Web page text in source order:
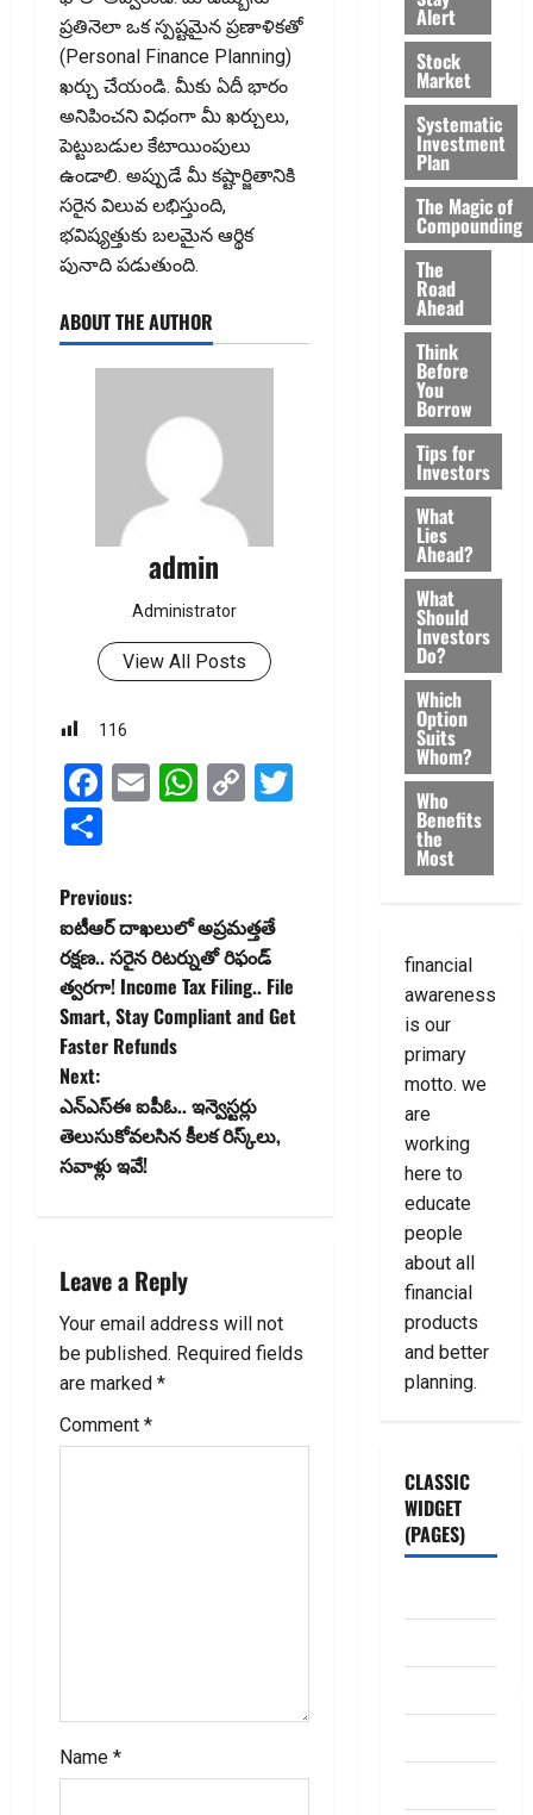
ప్రతినెలా ఒక స్పష్టమైన ప్రణాళికతో
(Personal Finance Planning)
ఖర్చు చేయండి. మీకు ఏదీ భారం
అనిపించని విధంగా మీ ఖర్చులు,
పెట్టుబడుల కేటాయింపులు
ఉండాలి. అప్పుడే మీ కష్టార్జితానికి
సరైన విలువ లభిస్తుంది,
భవిష్యత్తుకు బలమైన ఆర్థిక
పునాది పడుతుంది.
ABOUT THE AUTHOR
admin
Administrator
View All Posts
116
Facebook
EmailWhatsApp
Copy Twitter
P
o
s
t
n
a
g
a
t
i
Previous:
ఐటీఆర్‌ దాఖలులో అప్రమత్తతే
రక్షణ.. సరైన రిటర్నుతో రిఫండ్‌
త్వరగా! Income Tax Filing.. File
Smart, Stay Compliant and Get
Faster Refunds
Next:
ఎన్‌ఎస్‌ఈ ఐపీఓ.. ఇన్వెస్టర్లు
తెలుసుకోవలసిన కీలక రిస్క్‌లు,
సవాళ్లు ఇవే!
Leave a Reply
Your email address will not
be published. Required fields
are marked *
Comment *
Name *
Alert
Stock
Market
Systematic
Investment
Plan
The Magic of
Compounding
The
Road
Ahead
Think
Before
You
Borrow
Tips for
Investors
What
Lies
Ahead?
What
Should
Investors
Do?
Which
Option
Suits
Whom?
Who
Benefits
the
Most
financial
awareness
is our
primary
motto. we
are
working
here to
educate
people
about all
financial
products
and better
planning.
CLASSIC
WIDGET
(PAGES)